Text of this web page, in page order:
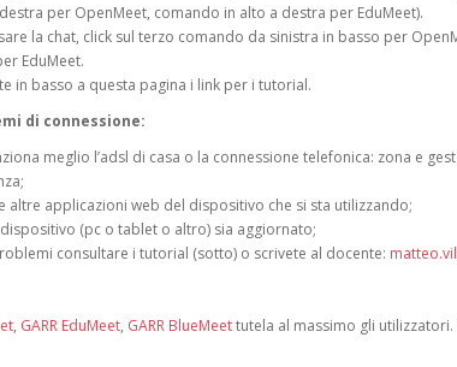
per OpenMeet, comando in alto a destra per EduMeet).
la chat, click sul terzo comando da sinistra in basso per
EduMeet.
in basso a questa pagina i link per i tutorial.
di connessione:
meglio l’adsl di casa o la connessione telefonica: zona e
altre applicazioni web del dispositivo che si sta utilizzando;
(pc o tablet o altro) sia aggiornato;
consultare i tutorial (sotto) o scrivete al docente:
, GARR EduMeet, GARR BlueMeettutela al massimo gli utilizzatori.